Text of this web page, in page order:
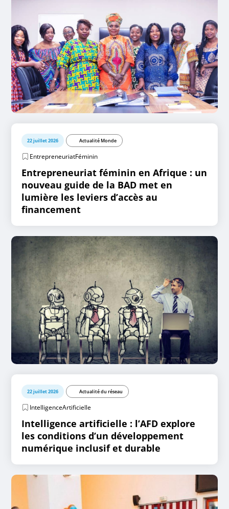
22 juillet 2026 Actualité Monde
EntrepreneuriatFéminin
Entrepreneuriat féminin en Afrique : un
nouveau guide de la BAD met en
lumière les leviers d’accès au
financement
22 juillet 2026 Actualité du réseau
IntelligenceArtificielle
Intelligence artificielle : l’AFD explore
les conditions d’un développement
numérique inclusif et durable